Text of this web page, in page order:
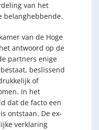
van het
belanghebbende.
van de Hoge
antwoord op de
partners enige
beslissend
of
In het
dat de facto een
ontstaan. De ex-
verklaring